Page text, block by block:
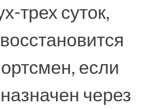
трех суток,
если
через